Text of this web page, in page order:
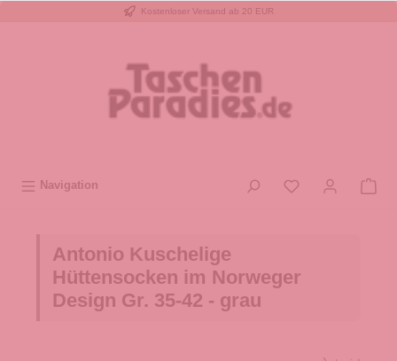
Kostenloser Versand ab 20 EUR
Navigation
Antonio Kuschelige
Hüttensocken im Norweger
Design Gr. 35-42 - grau